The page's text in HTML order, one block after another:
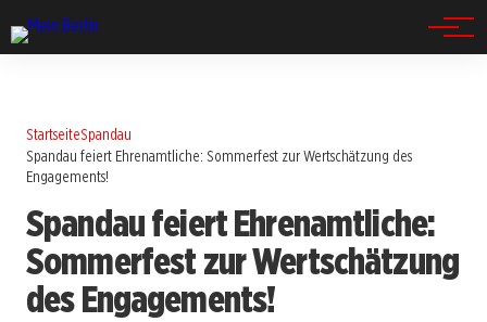
StartseiteSpandau
Spandau feiert Ehrenamtliche: Sommerfest zur Wertschätzung des
Engagements!
Spandau feiert Ehrenamtliche:
Sommerfest zur Wertschätzung
des Engagements!